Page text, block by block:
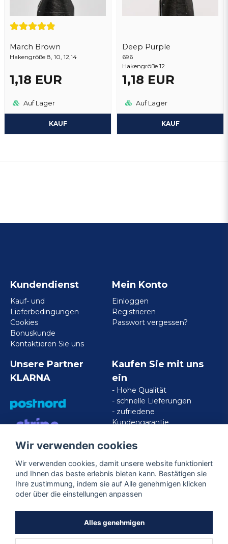
March Brown
Hakengröße 8, 10, 12,14
1,18 EUR
Auf Lager
KAUF
Deep Purple
696
Hakengröße 12
1,18 EUR
Auf Lager
KAUF
Kundendienst
Kauf- und
Lieferbedingungen
Cookies
Bonuskunde
Kontaktieren Sie uns
Mein Konto
Einloggen
Registrieren
Passwort vergessen?
Unsere Partner
KLARNA
VISA/MASTERCARD/AMERICAN
EXPRESS
Kaufen Sie mit uns
ein
- Hohe Qualität
- schnelle Lieferungen
- zufriedene
Kundengarantie
Folgen Sie uns
Wir verwenden cookies
Wir verwenden cookies, damit unsere website funktioniert
und Ihnen das beste erlebnis bieten kann. Bestätigen sie
Ihre zustimmung, indem sie auf Alle genehmigen klicken
oder über die einstellungen anpassen
Alles genehmigen